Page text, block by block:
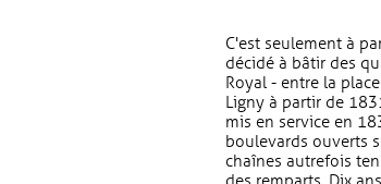
C'est seulement à
décidé à bâtir des
Royal - entre la
Ligny à partir de
mis en service en
boulevards ouverts
chaînes autrefois